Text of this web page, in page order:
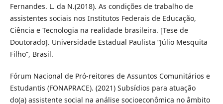
Fernandes. L. da N.(2018). As condições de trabalho de
assistentes sociais nos Institutos Federais de Educação,
Ciência e Tecnologia na realidade brasileira. [Tese de
Doutorado]. Universidade Estadual Paulista “Júlio Mesquita
Filho”, Brasil.
Fórum Nacional de Pró-reitores de Assuntos Comunitários e
Estudantis (FONAPRACE). (2021) Subsídios para atuação
do(a) assistente social na análise socioeconômica no âmbito